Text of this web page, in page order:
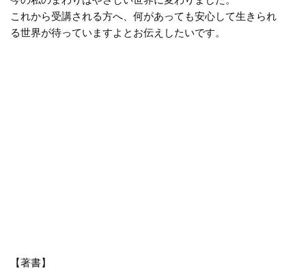
これから受講される方へ、何があっても安心して生きられ
る世界が待っていますよとお伝えしたいです。
【著書】